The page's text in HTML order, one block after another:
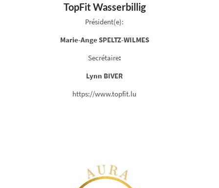
TopFit Wasserbillig
Président(e):
Marie-Ange SPELTZ-WILMES
Secrétaire:
Lynn BIVER
https://www.topfit.lu